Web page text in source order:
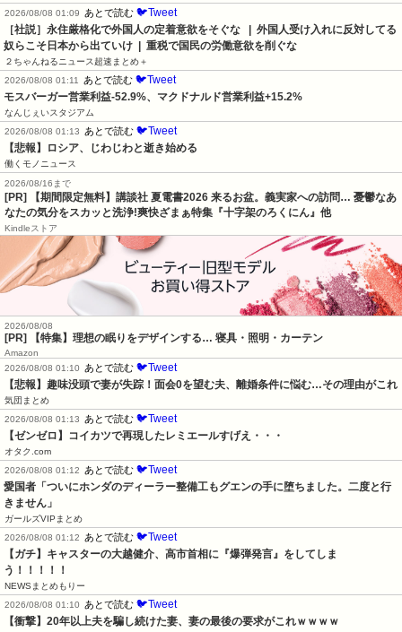
2026/08/08 01:09
あとで読む 🐦Tweet
［社説］永住厳格化で外国人の定着意欲をそぐな   |  外国人受け入れに反対してる
奴らこそ日本から出ていけ  |  重税で国民の労働意欲を削ぐな
２ちゃんねるニュース超速まとめ＋
2026/08/08 01:11
あとで読む 🐦Tweet
モスバーガー営業利益-52.9%、マクドナルド営業利益+15.2%
なんじぇいスタジアム
2026/08/08 01:13
あとで読む 🐦Tweet
【悲報】ロシア、じわじわと逝き始める
働くモノニュース
2026/08/16まで
[PR] 【期間限定無料】講談社 夏電書2026 来るお盆。義実家への訪問… 憂鬱なあ
なたの気分をスカッと洗浄!爽快ざまぁ特集『十字架のろくにん』他
Kindleストア
2026/08/08
[PR] 【特集】理想の眠りをデザインする… 寝具・照明・カーテン
Amazon
2026/08/08 01:10
あとで読む 🐦Tweet
【悲報】趣味没頭で妻が失踪！面会0を望む夫、離婚条件に悩む…その理由がこれ
気団まとめ
2026/08/08 01:13
あとで読む 🐦Tweet
【ゼンゼロ】コイカツで再現したレミエールすげえ・・・
オタク.com
2026/08/08 01:12
あとで読む 🐦Tweet
愛国者「ついにホンダのディーラー整備工もグエンの手に堕ちました。二度と行
きません」
ガールズVIPまとめ
2026/08/08 01:12
あとで読む 🐦Tweet
【ガチ】キャスターの大越健介、高市首相に『爆弾発言』をしてしま
う！！！！！
NEWSまとめもりー
2026/08/08 01:10
あとで読む 🐦Tweet
【衝撃】20年以上夫を騙し続けた妻、妻の最後の要求がこれｗｗｗｗ